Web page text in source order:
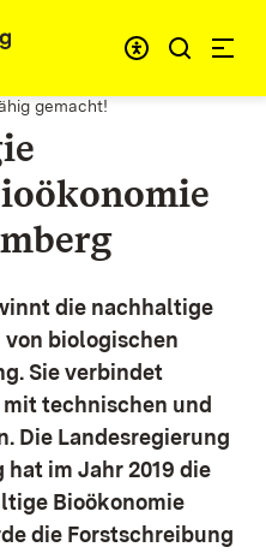
gemacht!
die nachhaltige
biologischen
Sie verbindet
technischen und
Die Landesregierung
im Jahr 2019 die
Bioökonomie
die Forstschreibung